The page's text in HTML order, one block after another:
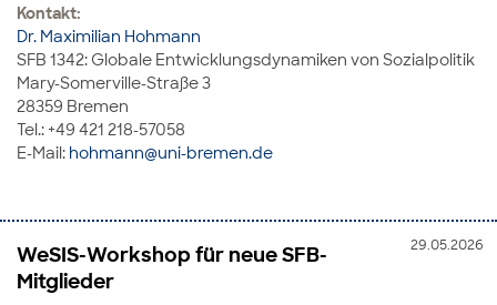
Kontakt:
Dr. Maximilian Hohmann
SFB 1342: Globale Entwicklungsdynamiken von Sozialpolitik
Mary-Somerville-Straße 3
28359 Bremen
Tel.: +49 421 218-57058
E-Mail: hohmann@uni-bremen.de
29.05.2026
WeSIS-Workshop für neue SFB-
Mitglieder